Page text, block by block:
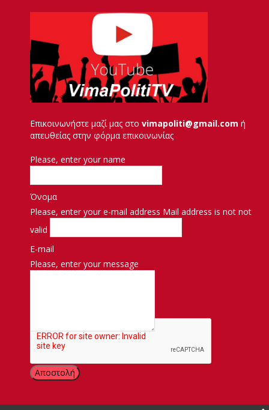
Επικοινωνήστε μαζί μας στο vimapoliti@gmail.com ή
απευθείας στην φόρμα επικοινωνίας
Please, enter your name
Όνομα
Please, enter your e-mail address Mail address is not not
valid
E-mail
Please, enter your message
Μήνυμα